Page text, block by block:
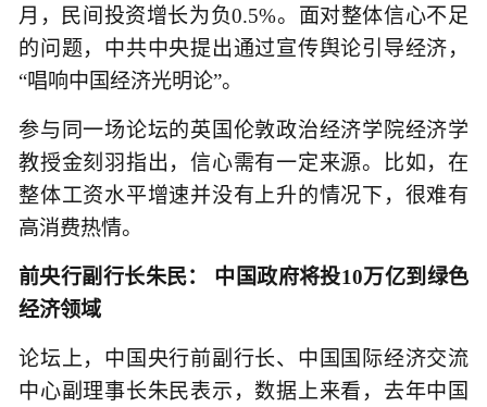
月，民间投资增长为负0.5%。面对整体信心不足
的问题，中共中央提出通过宣传舆论引导经济，
“唱响中国经济光明论”。
参与同一场论坛的英国伦敦政治经济学院经济学
教授金刻羽指出，信心需有一定来源。比如，在
整体工资水平增速并没有上升的情况下，很难有
高消费热情。
前央行副行长朱民： 中国政府将投10万亿到绿色
经济领域
论坛上，中国央行前副行长、中国国际经济交流
中心副理事长朱民表示，数据上来看，去年中国